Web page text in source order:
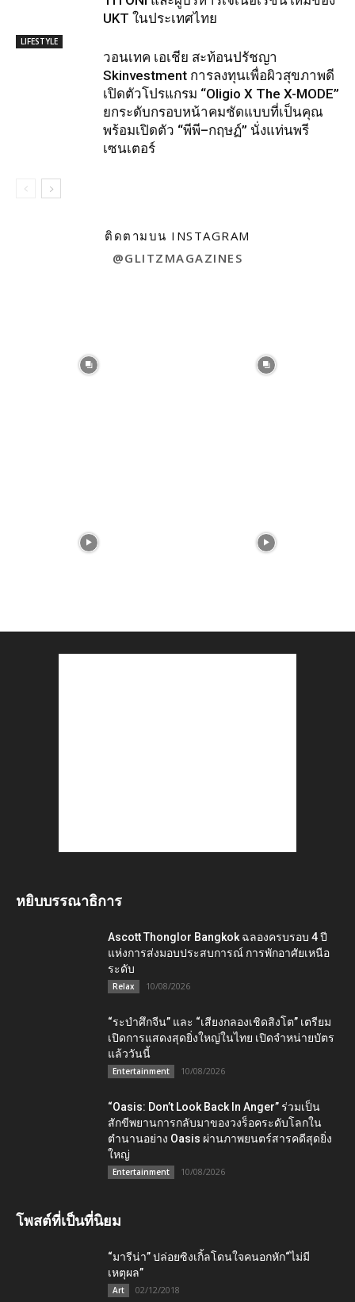
UKT ในประเทศไทย
LIFESTYLE
วอนเทค เอเชีย สะท้อนปรัชญา
Skinvestment การลงทุนเพื่อผิวสุขภาพดี
เปิดตัวโปรแกรม “Oligio X The X-MODE”
ยกระดับกรอบหน้าคมชัดแบบที่เป็นคุณ
พร้อมเปิดตัว “พีพี–กฤษฏ์” นั่งแท่นพรี
เซนเตอร์
ติดตามบน INSTAGRAM
@GLITZMAGAZINES
หยิบบรรณาธิการ
Ascott Thonglor Bangkok ฉลองครบรอบ 4 ปี
แห่งการส่งมอบประสบการณ์ การพักอาศัยเหนือ
ระดับ
Relax 10/08/2026
“ระบำศึกจีน” และ “เสียงกลองเชิดสิงโต” เตรียม
เปิดการแสดงสุดยิ่งใหญ่ในไทย เปิดจำหน่ายบัตร
แล้ววันนี้
Entertainment 10/08/2026
“Oasis: Don’t Look Back In Anger” ร่วมเป็น
สักขีพยานการกลับมาของวงร็อคระดับโลกใน
ตำนานอย่าง Oasis ผ่านภาพยนตร์สารคดีสุดยิ่ง
ใหญ่
Entertainment 10/08/2026
โพสต์ที่เป็นที่นิยม
“มารีน่า” ปล่อยซิงเกิ้ลโดนใจคนอกหัก“ไม่มี
เหตุผล”
Art 02/12/2018